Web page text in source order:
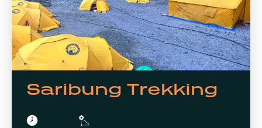
Saribung Trekking